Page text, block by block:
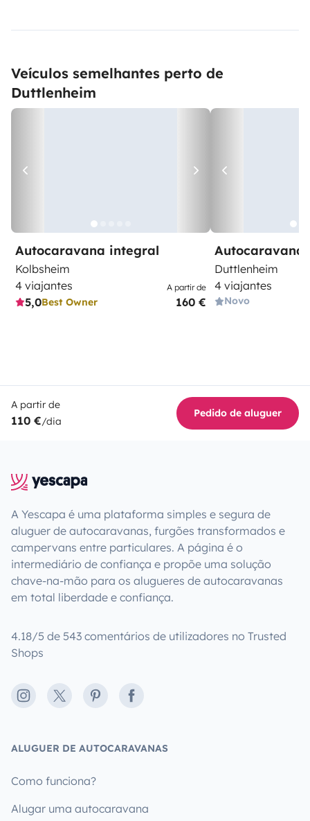
Veículos semelhantes perto de
Duttlenheim
Autocaravana integral
Kolbsheim
4 viajantes
5,0Best Owner
A partir de
160 €
Duttlenheim
4 viajantes
Novo
A partir de
110 €/dia
Pedido de aluguer
A Yescapa é uma plataforma simples e segura de
aluguer de autocaravanas, furgões transformados e
campervans entre particulares. A página é o
intermediário de confiança e propõe uma solução
chave-na-mão para os alugueres de autocaravanas
em total liberdade e confiança.
4.18/5 de 543 comentários de utilizadores no Trusted
Shops
Instagram
X PinterestFacebook
ALUGUER DE AUTOCARAVANAS
Como funciona?
Alugar uma autocaravana